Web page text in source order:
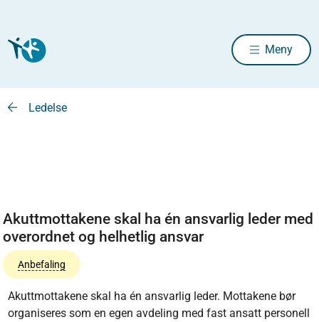
Meny
Ledelse
Akuttmottakene skal ha én ansvarlig leder med
overordnet og helhetlig ansvar
Anbefaling
Akuttmottakene skal ha én ansvarlig leder. Mottakene bør
organiseres som en egen avdeling med fast ansatt personell